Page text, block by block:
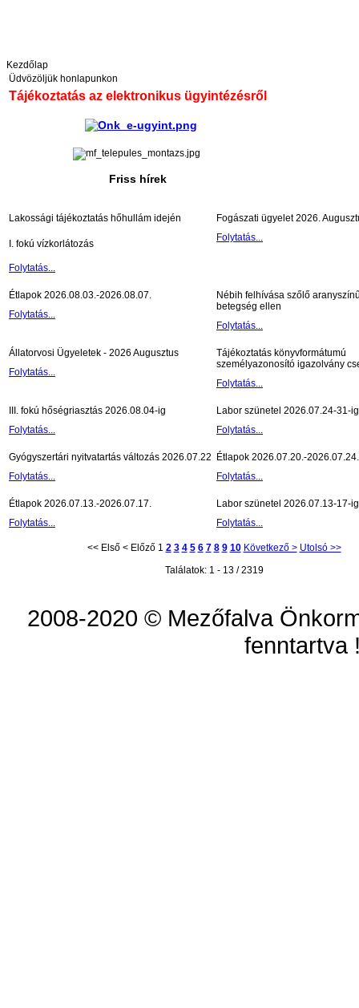
Kezdőlap
Üdvözöljük honlapunkon
Tájékoztatás az elektronikus ügyintézésről
Friss hírek
Lakossági tájékoztatás hőhullám idején
I. fokú vízkorlátozás
Folytatás...
Fogászati ügyelet 2026.
Folytatás...
Étlapok 2026.08.03.-2026.08.07.
Folytatás...
Nébih felhívása szőlő
betegség ellen
Folytatás...
Állatorvosi Ügyeletek - 2026 Augusztus
Folytatás...
Tájékoztatás könyvformátumú
személyazonosító igazolvány
Folytatás...
III. fokú hőségriasztás 2026.08.04-ig
Folytatás...
Labor szünetel 2026.07.24-31-ig
Folytatás...
Gyógyszertári nyitvatartás változás 2026.07.22
Folytatás...
Étlapok 2026.07.20.-2026.07.24.
Folytatás...
Étlapok 2026.07.13.-2026.07.17.
Folytatás...
Labor szünetel 2026.07.13-17-ig
Folytatás...
<< Első < Előző 1 2 3 4 5 6 7 8 9 10 Következő > Utolsó >>
Találatok: 1 - 13 / 2319
2008-2020 © Mezőfalva
fenntartva